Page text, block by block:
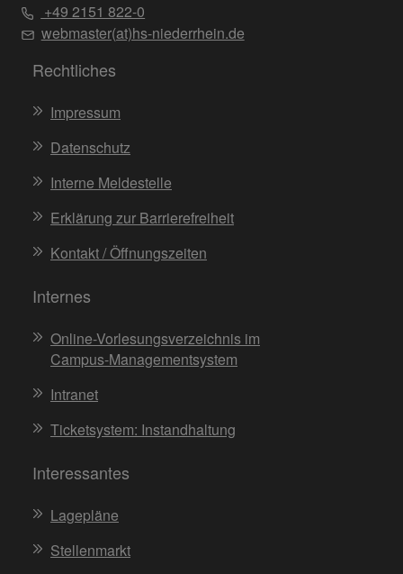
+49 2151 822-0
webmaster(at)hs-niederrhein.de
Rechtliches
Impressum
Datenschutz
Interne Meldestelle
Erklärung zur Barrierefreiheit
Kontakt / Öffnungszeiten
Internes
Online-Vorlesungsverzeichnis im
Campus-Managementsystem
Intranet
Ticketsystem: Instandhaltung
Interessantes
Lagepläne
Stellenmarkt